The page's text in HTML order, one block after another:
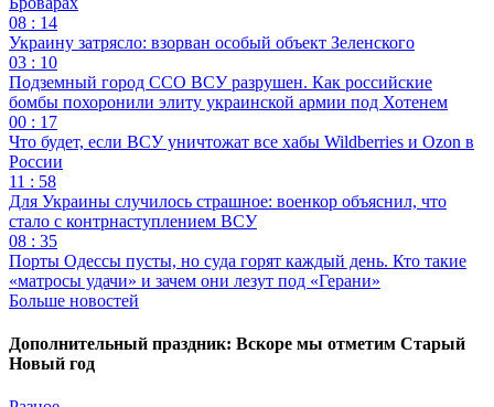
08 : 14
Украину затрясло: взорван особый объект Зеленского
03 : 10
Подземный город ССО ВСУ разрушен. Как российские
бомбы похоронили элиту украинской армии под Хотенем
00 : 17
Что будет, если ВСУ уничтожат все хабы Wildberries и Ozon в
России
11 : 58
Для Украины случилось страшное: военкор объяснил, что
стало с контрнаступлением ВСУ
08 : 35
Порты Одессы пусты, но суда горят каждый день. Кто такие
«матросы удачи» и зачем они лезут под «Герани»
Больше новостей
Дополнительный праздник: Вскоре мы отметим Старый
Новый год